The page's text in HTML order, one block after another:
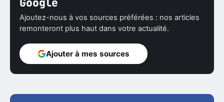
Ajoutez-nous à vos sources préférées : nos articles
remonteront plus haut dans votre actualité.
Ajouter à mes sources